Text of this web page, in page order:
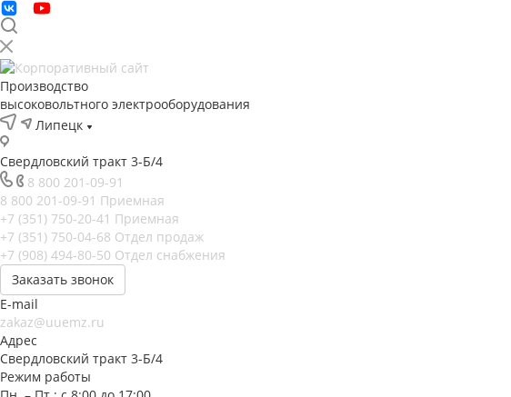
Производство
высоковольтного электрооборудования
Липецк
Свердловский тракт 3-Б/4
8 800 201-09-91
8 800 201-09-91 Приемная
+7 (351) 750-20-41 Приемная
+7 (351) 750-04-68 Отдел продаж
+7 (908) 494-80-50 Отдел снабжения
Заказать звонок
E-mail
zakaz@uuemz.ru
Адрес
Свердловский тракт 3-Б/4
Режим работы